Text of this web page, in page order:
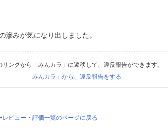
滲みが気になり出しました。
リンクから「みんカラ」に遷移して、違反報告ができます。
「みんカラ」から、違反報告をする
ビュー・評価一覧のページに戻る